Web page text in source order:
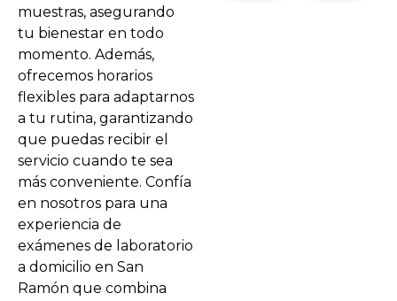
muestras, asegurando
tu bienestar en todo
momento. Además,
ofrecemos horarios
flexibles para adaptarnos
a tu rutina, garantizando
que puedas recibir el
servicio cuando te sea
más conveniente. Confía
en nosotros para una
experiencia de
exámenes de laboratorio
a domicilio en San
Ramón que combina